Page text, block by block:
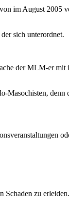
im August 2005
sich unterordnet.
der MLM-er
Masochisten, denn
zu